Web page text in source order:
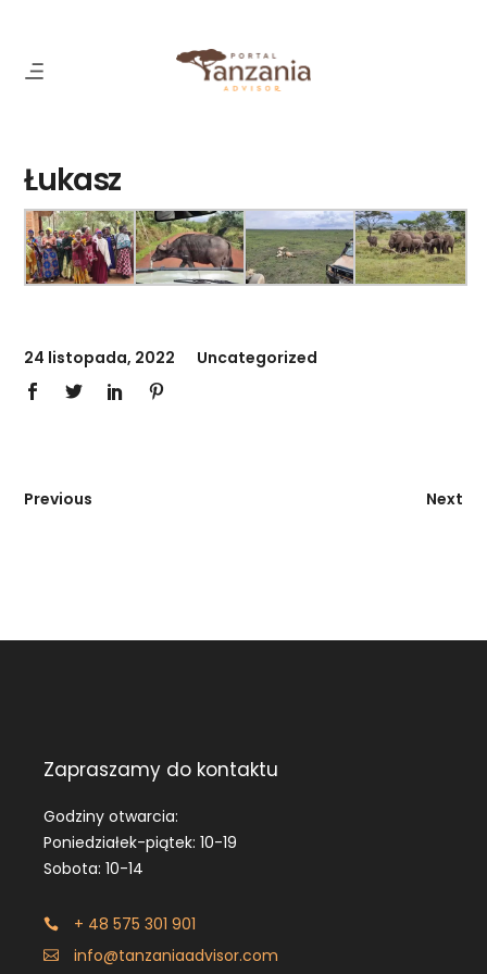
Łukasz
24 listopada, 2022 Uncategorized
Previous Next
Zapraszamy do kontaktu
Godziny otwarcia:
Poniedziałek-piątek: 10-19
Sobota: 10-14
+ 48 575 301 901
info@tanzaniaadvisor.com